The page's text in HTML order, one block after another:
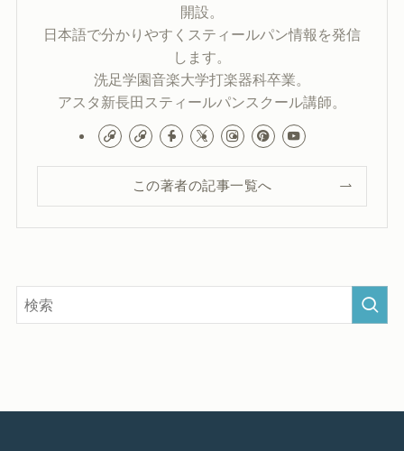
開設。
日本語で分かりやすくスティールパン情報を発信
します。
洗足学園音楽大学打楽器科卒業。
アスタ新長田スティールパンスクール講師。
この著者の記事一覧へ